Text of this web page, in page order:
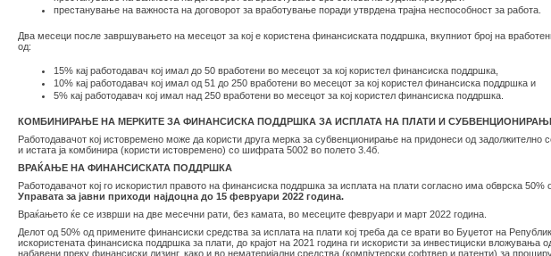
престанување на важноста на договорот за вработување поради утврдена трајна неспособност за работа.
Два месеци после завршувањето на месецот за кој е користена финансиската поддршка, вкупниот број на
од:
15% кај работодавач кој имал до 50 вработени во месецот за кој користел финансиска поддршка,
10% кај работодавач кој имал од 51 до 250 вработени во месецот за кој користел финансиска поддршка и
5% кај работодавач кој имал над 250 вработени во месецот за кој користел финансиска поддршка.
КОМБИНИРАЊЕ НА МЕРКИТЕ ЗА ФИНАНСИСКА ПОДДРШКА ЗА ИСПЛАТА НА ПЛАТИ И
Работодавачот кој истовремено може да користи друга мерка за субвенционирање на придонеси од
и истата ја комбинира (користи истовремено) со шифрата 5002 во полето 3.4б.
ВРАЌАЊЕ НА ФИНАНСИСКАТА ПОДДРШКА
Работодавачот кој го искористил правото на финансиска поддршка за исплата на плати согласно има обврска
Управата за јавни приходи најдоцна до 15 февруари 2022 година.
Враќањето ќе се изврши на две месечни рати, без камата, во месеците февруари и март 2022 година.
Делот од 50% од примените финансиски средства за исплата на плати кој треба да се врати во Буџетот на
искористената финансиска поддршка за плати, до крајот на 2021 година ги искористи за инвестициски
набавени преку финансиски лизинг, како и во нематеријални средства (компјутерски софтвер и патенти) за